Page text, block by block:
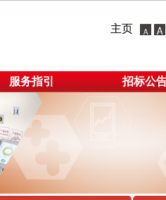
主页
服务指引 招标公